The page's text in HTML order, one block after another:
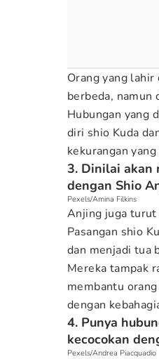
Orang yang
berbeda, namun
Hubungan yang
diri shio Kuda
kekurangan
3. Dinilai akan
dengan Shio
Pexels/Amina Filkins
Anjing juga turut
Pasangan shio
dan menjadi tua
Mereka tampak
membantu
dengan
4. Punya
kecocokan
Pexels/Andrea Piacquadio